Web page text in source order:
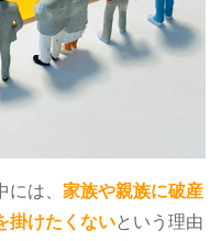
は、 家族や親族に破産
掛けたくないという理由